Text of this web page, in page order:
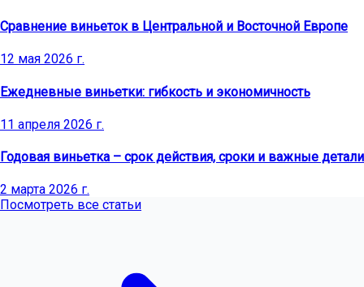
Сравнение виньеток в Центральной и Восточной Европе
12 мая 2026 г.
Ежедневные виньетки: гибкость и экономичность
11 апреля 2026 г.
Годовая виньетка – срок действия, сроки и важные детали
2 марта 2026 г.
Посмотреть все статьи